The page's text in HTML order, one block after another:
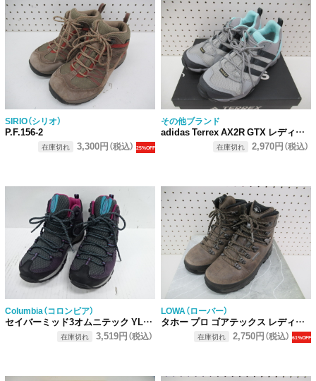
SIRIO（シリオ）
P.F.156-2
在庫切れ 3,300円（税込） 25%OFF
その他ブランド
adidas Terrex AX2R GTX レディース
在庫切れ 2,970円（税込）
Columbia（コロンビア）
セイバーミッド3オムニテック YL5259-506
在庫切れ 3,519円（税込）
LOWA（ローバー）
タホー プロ ゴアテックス レディース WXL
在庫切れ 2,750円（税込） 61%OFF